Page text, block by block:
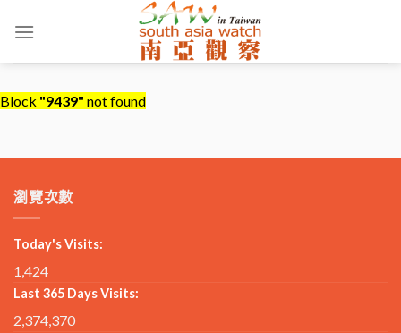
Block "9439" not found
瀏覽次數
Today's Visits:
1,424
Last 365 Days Visits:
2,374,370